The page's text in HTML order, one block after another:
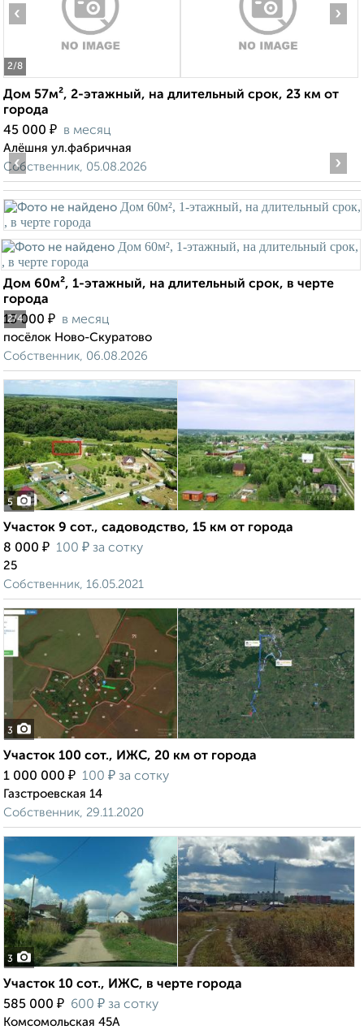
2/8
‹ ›
Дом 57м², 2-этажный, на длительный срок, 23 км от
города
45 000 ₽ в месяц
Алёшня ул.фабричная
Собственник, 05.08.2026
2/4
‹ ›
Дом 60м², 1-этажный, на длительный срок, в черте
города
15 000 ₽ в месяц
посёлок Ново-Скуратово
Собственник, 06.08.2026
5
Участок 9 сот., садоводство, 15 км от города
8 000 ₽ 100 ₽ за сотку
25
Собственник, 16.05.2021
3
Участок 100 сот., ИЖС, 20 км от города
1 000 000 ₽ 100 ₽ за сотку
Газстроевская 14
Собственник, 29.11.2020
3
Участок 10 сот., ИЖС, в черте города
585 000 ₽ 600 ₽ за сотку
Комсомольская 45А